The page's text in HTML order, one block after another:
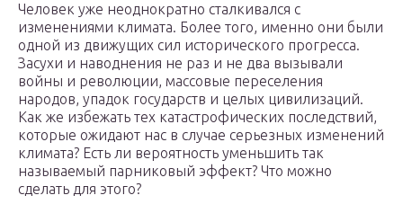
Человек уже неоднократно сталкивался с
изменениями климата. Более того, именно они были
одной из движущих сил исторического прогресса.
Засухи и наводнения не раз и не два вызывали
войны и революции, массовые переселения
народов, упадок государств и целых цивилизаций.
Как же избежать тех катастрофических последствий,
которые ожидают нас в случае серьезных изменений
климата? Есть ли вероятность уменьшить так
называемый парниковый эффект? Что можно
сделать для этого?